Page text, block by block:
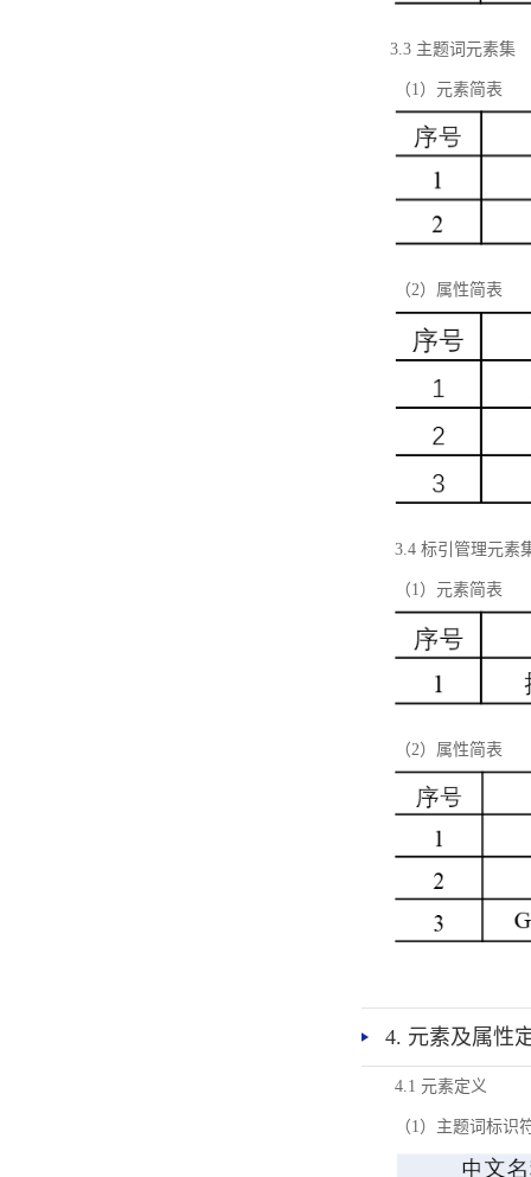
3.3 主题词元素集
（1）元素简表
（2）属性简表
3.4 标引管理元素
（1）元素简表
（2）属性简表
4. 元素及属性
4.1 元素定义
（1）主题词标识